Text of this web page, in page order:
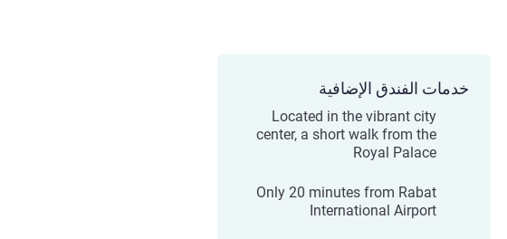
خدمات الفندق الإضافية
Located in the vibrant city
center, a short walk from the
Royal Palace
Only 20 minutes from Rabat
International Airport